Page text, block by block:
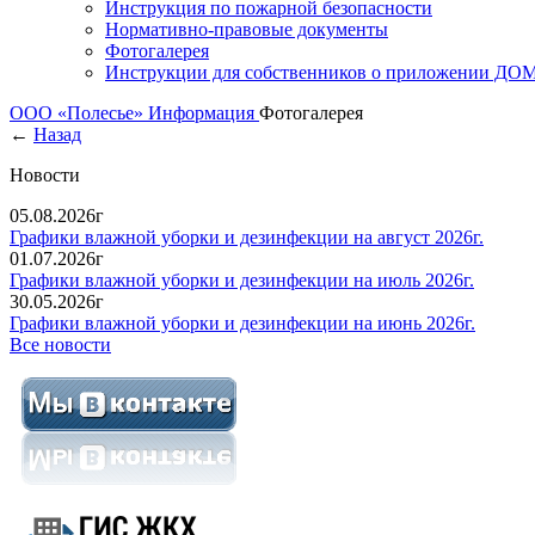
Инструкция по пожарной безопасности
Нормативно-правовые документы
Фотогалерея
Инструкции для собственников о приложении
ООО «Полесье» Информация Фотогалерея
← Назад
Новости
05.08.2026г
Графики влажной уборки и дезинфекции на август 2026г.
01.07.2026г
Графики влажной уборки и дезинфекции на июль 2026г.
30.05.2026г
Графики влажной уборки и дезинфекции на июнь 2026г.
Все новости